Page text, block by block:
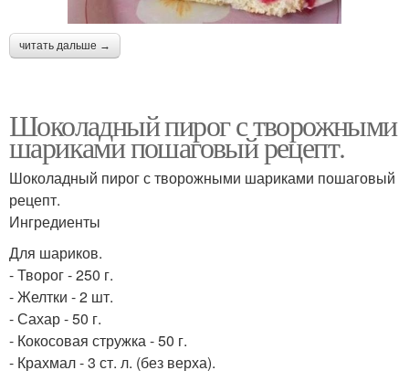
читать дальше →
Шоколадный пирог с творожными
шариками пошаговый рецепт.
Шоколадный пирог с творожными шариками пошаговый
рецепт.
Ингредиенты
Для шариков.
- Творог - 250 г.
- Желтки - 2 шт.
- Сахар - 50 г.
- Кокосовая стружка - 50 г.
- Крахмал - 3 ст. л. (без верха).